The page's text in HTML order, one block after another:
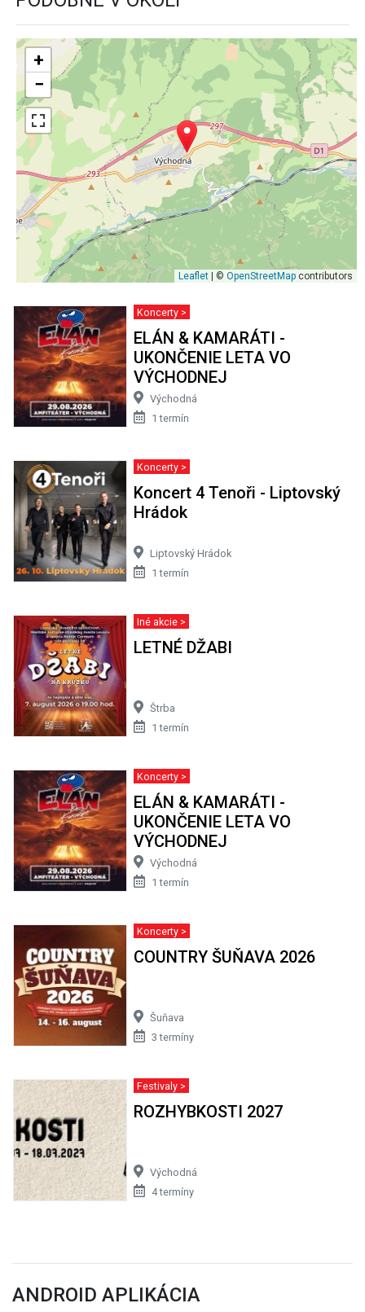
+
−
Leaflet | © OpenStreetMap contributors
Koncerty >
ELÁN & KAMARÁTI -
UKONČENIE LETA VO
VÝCHODNEJ
Východná
1 termín
Koncerty >
Koncert 4 Tenoři - Liptovský
Hrádok
Liptovský Hrádok
1 termín
Iné akcie >
LETNÉ DŽABI
Štrba
1 termín
Koncerty >
ELÁN & KAMARÁTI -
UKONČENIE LETA VO
VÝCHODNEJ
Východná
1 termín
Koncerty >
COUNTRY ŠUŇAVA 2026
Šuňava
3 termíny
Festivaly >
ROZHYBKOSTI 2027
Východná
4 termíny
ANDROID APLIKÁCIA